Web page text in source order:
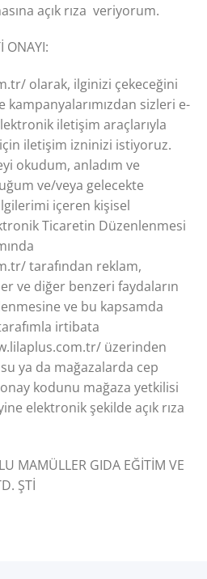
açık rıza veriyorum.
ONAYI:
olarak, ilginizi çekeceğini
kampanyalarımızdan sizleri e-
iletişim araçlarıyla
iletişim izninizi istiyoruz.
okudum, anladım ve
ve/veya gelecekte
içeren kişisel
Ticaretin Düzenlenmesi
tarafından reklam,
ve diğer benzeri faydaların
ve bu kapsamda
irtibata
üzerinden
ya da mağazalarda cep
kodunu mağaza yetkilisi
elektronik şekilde açık rıza
MAMÜLLER GIDA EĞİTİM VE
ŞTİ